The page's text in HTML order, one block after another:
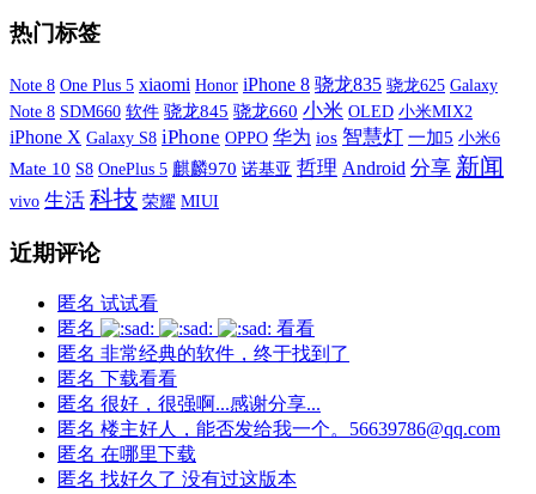
热门标签
Note 8 One Plus 5 xiaomi Honor iPhone 8 骁龙835 骁龙625 Galaxy
Note 8 SDM660 软件 骁龙845 骁龙660 小米 OLED 小米MIX2
iPhone X Galaxy S8 iPhone OPPO 华为 ios 智慧灯 一加5 小米6
Mate 10 S8 OnePlus 5 麒麟970 诺基亚 哲理 Android 分享 新闻
vivo 生活 科技 荣耀 MIUI
近期评论
匿名 试试看
匿名
看看
匿名 非常经典的软件，终于找到了
匿名 下载看看
匿名 很好，很强啊...感谢分享...
匿名 楼主好人，能否发给我一个。56639786@qq.com
匿名 在哪里下载
匿名 找好久了 没有过这版本